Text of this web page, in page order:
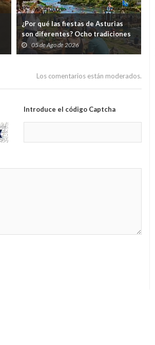
¿Por qué las fiestas de Asturias
son diferentes? Ocho tradiciones
que convierten agosto en una
folixa continua
05 de Ago de 2026
Los comentarios están moderados.
Introduce el código Captcha